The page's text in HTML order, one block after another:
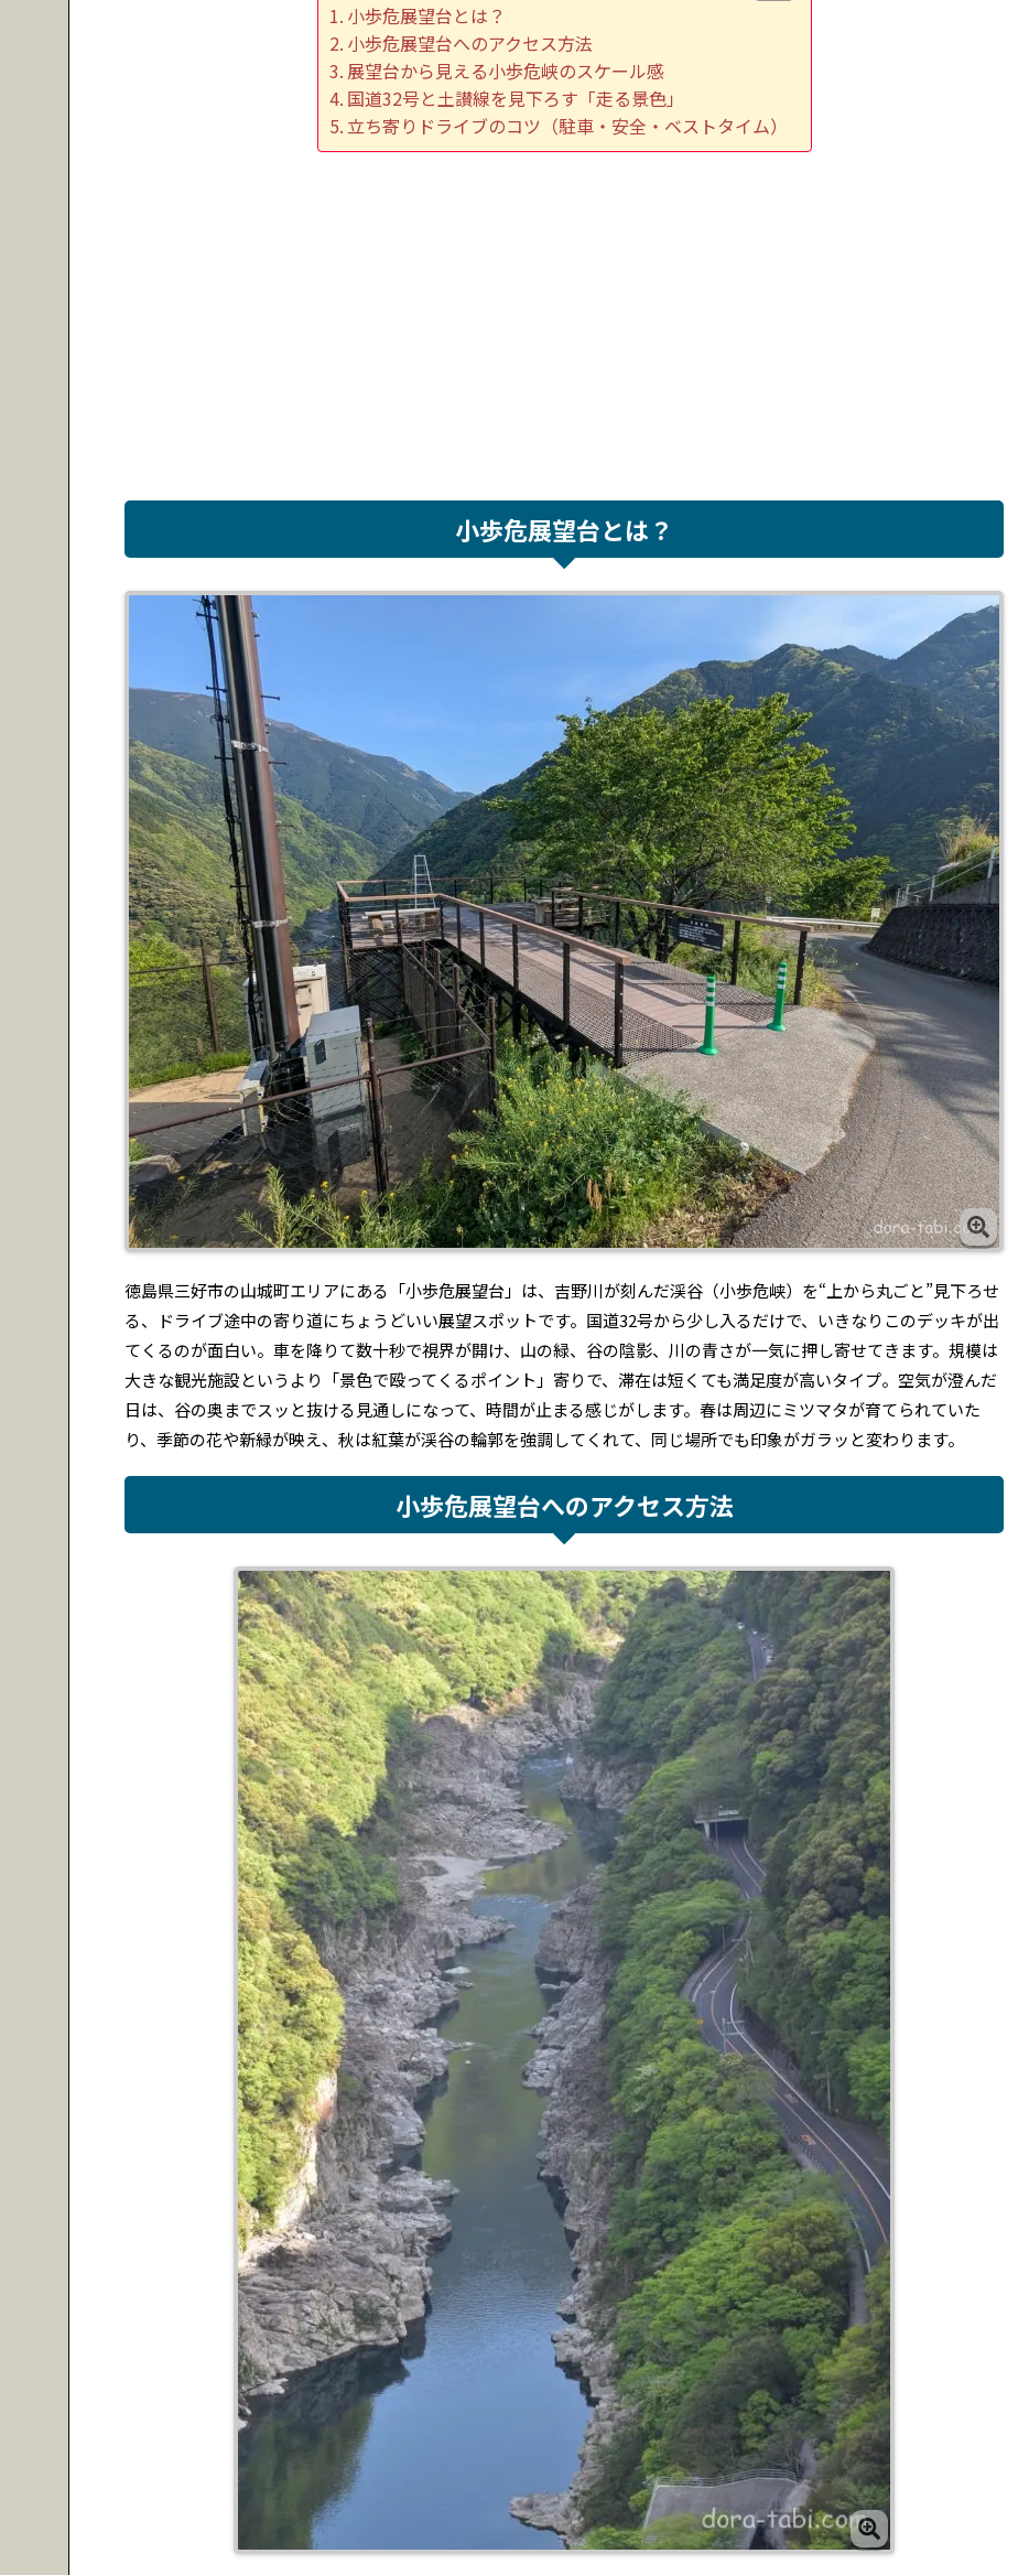
小歩危展望台とは？
小歩危展望台へのアクセス方法
展望台から見える小歩危峡のスケール感
国道32号と土讃線を見下ろす「走る景色」
立ち寄りドライブのコツ（駐車・安全・ベストタイム）
小歩危展望台とは？
徳島県三好市の山城町エリアにある「小歩危展望台」は、吉野川が刻んだ渓谷（小歩危峡）を“上から丸ごと”見下ろせ
る、ドライブ途中の寄り道にちょうどいい展望スポットです。国道32号から少し入るだけで、いきなりこのデッキが出
てくるのが面白い。車を降りて数十秒で視界が開け、山の緑、谷の陰影、川の青さが一気に押し寄せてきます。規模は
大きな観光施設というより「景色で殴ってくるポイント」寄りで、滞在は短くても満足度が高いタイプ。空気が澄んだ
日は、谷の奥までスッと抜ける見通しになって、時間が止まる感じがします。春は周辺にミツマタが育てられていた
り、季節の花や新緑が映え、秋は紅葉が渓谷の輪郭を強調してくれて、同じ場所でも印象がガラッと変わります。
小歩危展望台へのアクセス方法